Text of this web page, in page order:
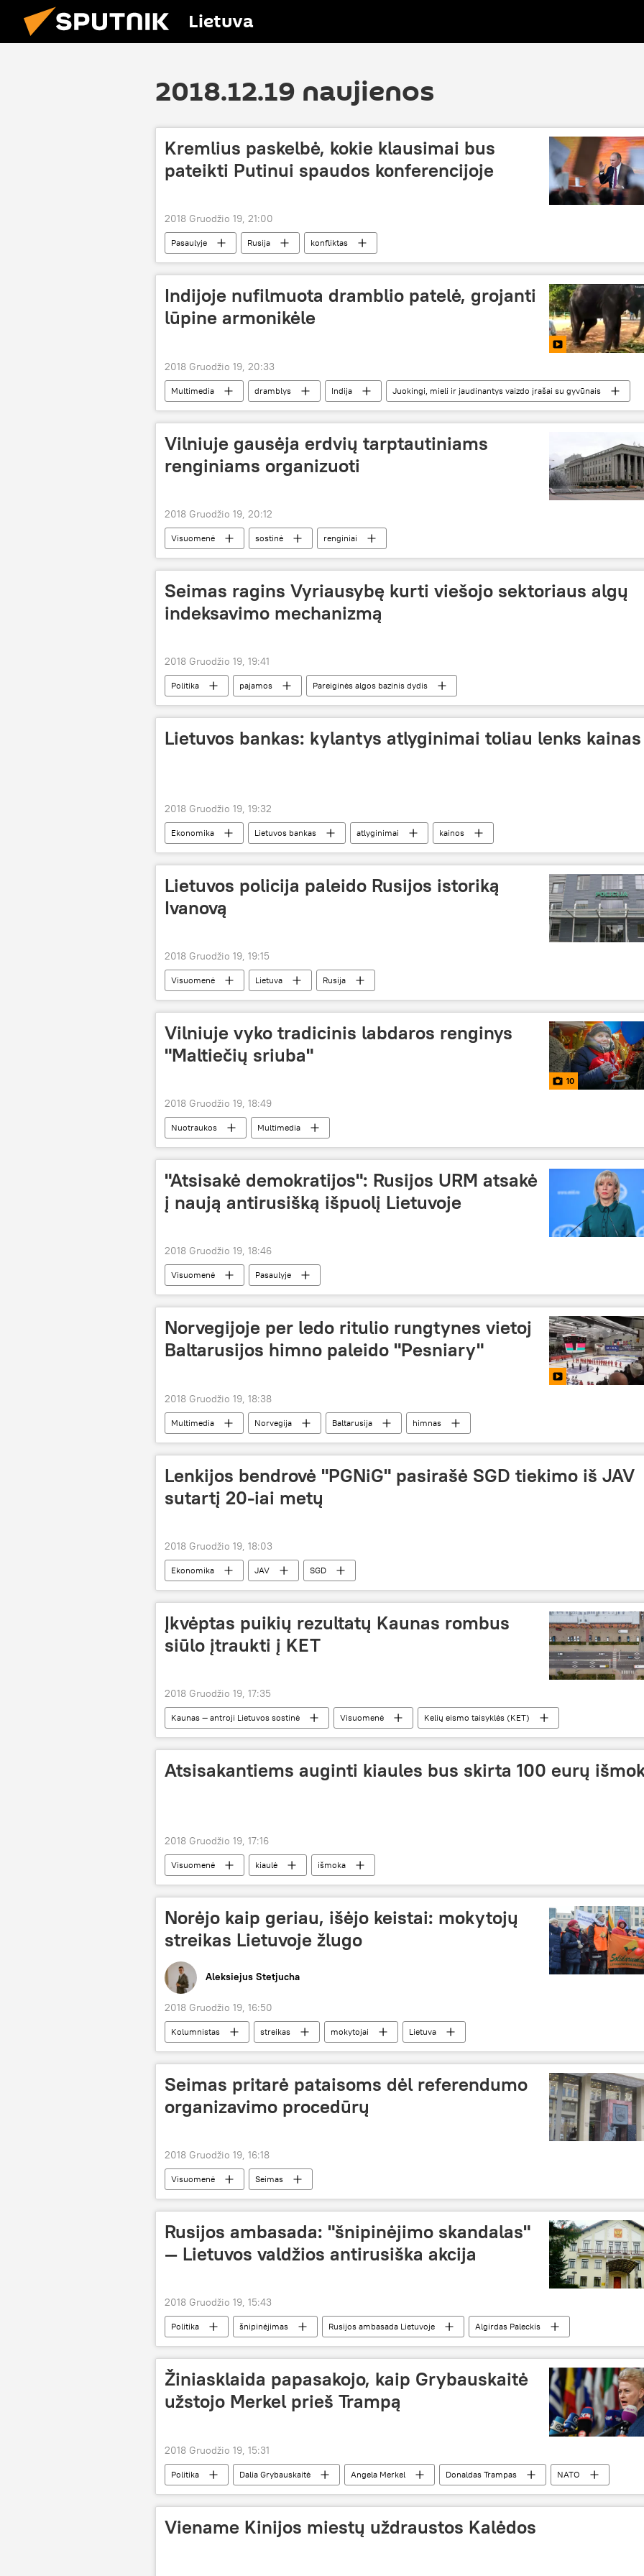
Lietuva
2018.12.19 naujienos
Kremlius paskelbė, kokie klausimai bus
pateikti Putinui spaudos konferencijoje
2018 Gruodžio 19, 21:00
Pasaulyje Rusija konfliktas
Indijoje nufilmuota dramblio patelė, grojanti
lūpine armonikėle
2018 Gruodžio 19, 20:33
Multimedia dramblys Indija Juokingi, mieli ir jaudinantys vaizdo įrašai su gyvūnais
Vilniuje gausėja erdvių tarptautiniams
renginiams organizuoti
2018 Gruodžio 19, 20:12
Visuomenė sostinė renginiai
Seimas ragins Vyriausybę kurti viešojo sektoriaus algų
indeksavimo mechanizmą
2018 Gruodžio 19, 19:41
Politika pajamos Pareiginės algos bazinis dydis
Lietuvos bankas: kylantys atlyginimai toliau lenks kainas
2018 Gruodžio 19, 19:32
Ekonomika Lietuvos bankas atlyginimai kainos
Lietuvos policija paleido Rusijos istoriką
Ivanovą
2018 Gruodžio 19, 19:15
Visuomenė Lietuva Rusija
Vilniuje vyko tradicinis labdaros renginys
"Maltiečių sriuba"
10
2018 Gruodžio 19, 18:49
Nuotraukos Multimedia
"Atsisakė demokratijos": Rusijos URM atsakė
į naują antirusišką išpuolį Lietuvoje
2018 Gruodžio 19, 18:46
Visuomenė Pasaulyje
Norvegijoje per ledo ritulio rungtynes vietoj
Baltarusijos himno paleido "Pesniary"
2018 Gruodžio 19, 18:38
Multimedia Norvegija Baltarusija himnas
Lenkijos bendrovė "PGNiG" pasirašė SGD tiekimo iš JAV
sutartį 20-iai metų
2018 Gruodžio 19, 18:03
Ekonomika JAV SGD
Įkvėptas puikių rezultatų Kaunas rombus
siūlo įtraukti į KET
2018 Gruodžio 19, 17:35
Kaunas — antroji Lietuvos sostinė Visuomenė
Kelių eismo taisyklės (KET)
įspėjamieji ženklai
Atsisakantiems auginti kiaules bus skirta 100 eurų
2018 Gruodžio 19, 17:16
Visuomenė kiaulė išmoka
Norėjo kaip geriau, išėjo keistai: mokytojų
streikas Lietuvoje žlugo
Aleksiejus Stetjucha
2018 Gruodžio 19, 16:50
Kolumnistas streikas mokytojai Lietuva
Seimas pritarė pataisoms dėl referendumo
organizavimo procedūrų
2018 Gruodžio 19, 16:18
Visuomenė Seimas
Rusijos ambasada: "šnipinėjimo skandalas"
— Lietuvos valdžios antirusiška akcija
2018 Gruodžio 19, 15:43
Politika šnipinėjimas Rusijos ambasada Lietuvoje
Algirdas Paleckis
"Šnipinėjimo skandalas" Lietuvoje
Žiniasklaida papasakojo, kaip Grybauskaitė
užstojo Merkel prieš Trampą
2018 Gruodžio 19, 15:31
Politika Dalia Grybauskaitė Angela Merkel Donaldas Trampas
NATO
gynybos biudžetas
Viename Kinijos miestų uždraustos Kalėdos